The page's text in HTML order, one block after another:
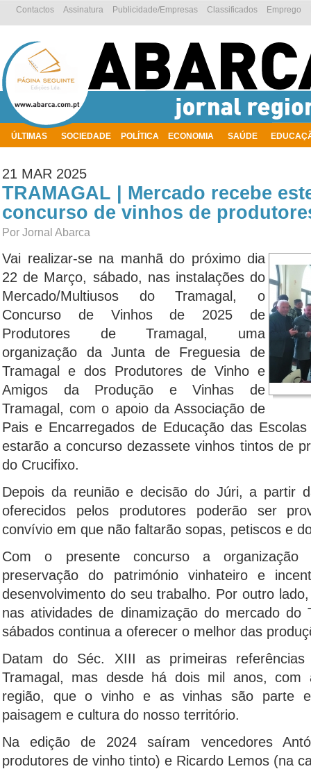
ÚLTIMAS SOCIEDADE POLÍTICA ECONOMIA SAÚDE
Emprego
Classificados
Publicidade/Empresas
Assinatura
Contactos
21 MAR 2025
TRAMAGAL | Mercado recebe
concurso de vinhos de
Por Jornal Abarca
Vai realizar-se na manhã do próximo dia
22 de Março, sábado, nas instalações do
Mercado/Multiusos do Tramagal, o
Concurso de Vinhos de 2025 de
Produtores de Tramagal, uma
organização da Junta de Freguesia de
Tramagal e dos Produtores de Vinho e
Amigos da Produção e Vinhas de
Tramagal, com o apoio da Associação de
Pais e Encarregados de Educação das
estarão a concurso dezassete vinhos tintos de
do Crucifixo.
Depois da reunião e decisão do Júri, a partir
oferecidos pelos produtores poderão ser
convívio em que não faltarão sopas, petiscos e
Com o presente concurso a organização
preservação do património vinhateiro e
desenvolvimento do seu trabalho. Por outro
nas atividades de dinamização do mercado do
sábados continua a oferecer o melhor das
Datam do Séc. XIII as primeiras
Tramagal, mas desde há dois mil anos, com
região, que o vinho e as vinhas são parte
paisagem e cultura do nosso território.
Na edição de 2024 saíram vencedores
produtores de vinho tinto) e Ricardo Lemos (na